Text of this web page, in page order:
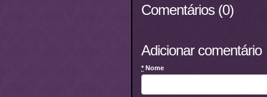
Comentários (0)
Adicionar comentário
*Nome